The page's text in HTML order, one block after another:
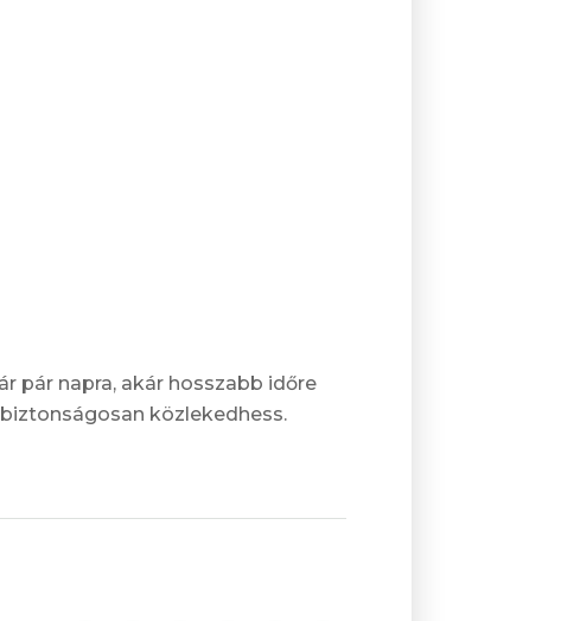
pár napra, akár hosszabb időre
közlekedhess.